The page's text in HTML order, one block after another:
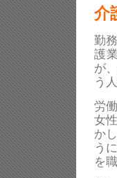
介
勤
護
が
う
労
女
か
う
を